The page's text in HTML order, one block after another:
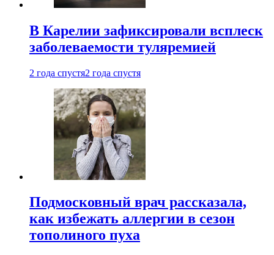
В Карелии зафиксировали всплеск
заболеваемости туляремией
2 года спустя2 года спустя
Подмосковный врач рассказала,
как избежать аллергии в сезон
тополиного пуха